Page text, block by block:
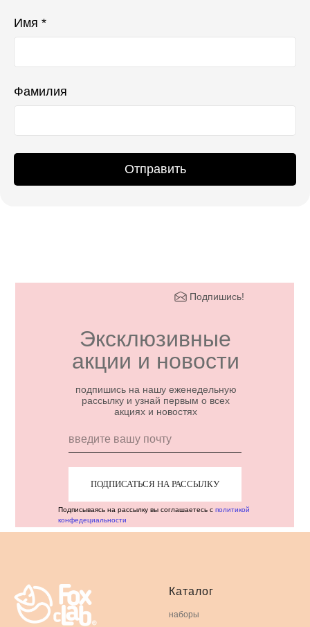
Имя *
Фамилия
Отправить
Эксклюзивные
акции и новости
ПОДПИСАТЬСЯ НА РАССЫЛКУ
подпишись на нашу еженедельную
рассылку и узнай первым о всех
акциях и новостях
Подпишись!
Подписываясь на рассылку вы соглашаетесь с политикой
конфедециальности
Каталог
наборы